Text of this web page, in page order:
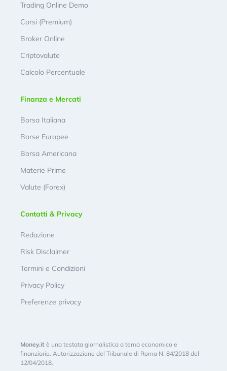
Trading Online Demo
Corsi (Premium)
Broker Online
Criptovalute
Calcolo Percentuale
Finanza e Mercati
Borsa Italiana
Borse Europee
Borsa Americana
Materie Prime
Valute (Forex)
Contatti & Privacy
Redazione
Risk Disclaimer
Termini e Condizioni
Privacy Policy
Preferenze privacy
Money.it è una testata giornalistica a tema economico e
finanziario. Autorizzazione del Tribunale di Roma N. 84/2018 del
12/04/2018.